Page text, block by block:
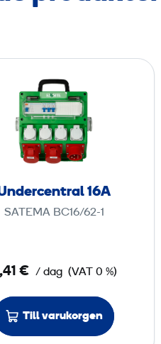
n
d
e
r
c
l
1
6
A
16A
SATEMA BC16/62-1
€ / dag (VAT 0 %)
Till varukorgen